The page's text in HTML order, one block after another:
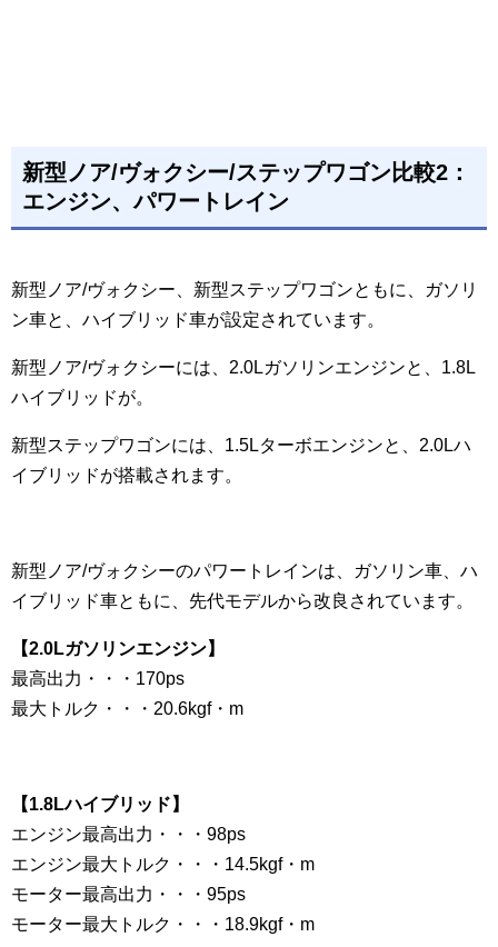
新型ノア/ヴォクシー/ステップワゴン比較2：
エンジン、パワートレイン
新型ノア/ヴォクシー、新型ステップワゴンともに、ガソリ
ン車と、ハイブリッド車が設定されています。
新型ノア/ヴォクシーには、2.0Lガソリンエンジンと、1.8L
ハイブリッドが。
新型ステップワゴンには、1.5Lターボエンジンと、2.0Lハ
イブリッドが搭載されます。
新型ノア/ヴォクシーのパワートレインは、ガソリン車、ハ
イブリッド車ともに、先代モデルから改良されています。
【2.0Lガソリンエンジン】
最高出力・・・170ps
最大トルク・・・20.6kgf・m
【1.8Lハイブリッド】
エンジン最高出力・・・98ps
エンジン最大トルク・・・14.5kgf・m
モーター最高出力・・・95ps
モーター最大トルク・・・18.9kgf・m